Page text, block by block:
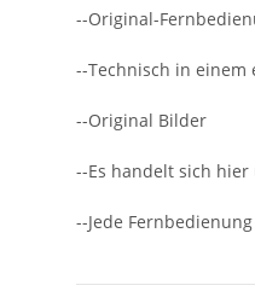
--Original-
--Technisch in
--Original Bilder
--Es handelt sich
--Jede